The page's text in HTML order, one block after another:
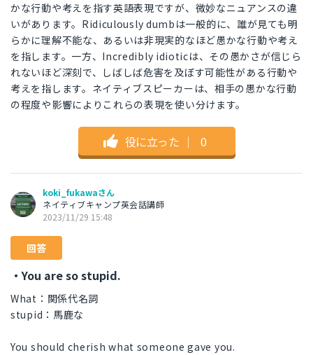
かな行動や考えを指す英語表現ですが、微妙なニュアンスの違
いがあります。Ridiculously dumbは一般的に、誰が見ても明
らかに理解不能な、あるいは非現実的なほど愚かな行動や考え
を指します。一方、Incredibly idioticは、その愚かさが信じら
れないほど深刻で、しばしば危害を及ぼす可能性がある行動や
考えを指します。ネイティブスピーカーは、相手の愚かな行動
の程度や影響によりこれらの表現を使い分けます。
役に立った ｜ 0
koki_fukawaさん
ネイティブキャンプ英会話講師
2023/11/29 15:48
回答
・You are so stupid.
What：関係代名詞
stupid：馬鹿な
You should cherish what someone gave you.